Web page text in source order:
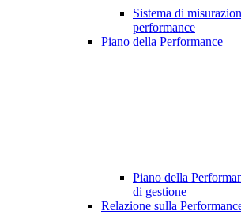
Sistema di
performance
Piano della Performance
Piano della
di gestione
Relazione sulla